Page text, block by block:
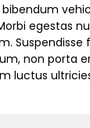
bibendum
egestas
Suspendisse
non porta
luctus